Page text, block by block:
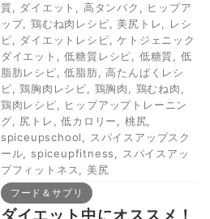
質
ダイエット 高タンパク
ヒップア
ップ, 鶏むね肉レシピ 美尻トレ
レシ
ピ
ダイエットレシピ ,ケトジェニック
ダイエット
,低糖質レシピ 低糖質
低
脂肪レシピ ,低脂肪 ,高たんぱくレシ
ピ ,鶏胸肉レシピ 鶏胸肉 鶏むね肉
鶏肉レシピ
ヒップアップトレーニン
グ
尻トレ ,低カロリー 桃尻
spiceupschool
スパイスアップスク
ール
spiceupfitness
スパイスアッ
プフィットネス
美尻
フード＆サプリ